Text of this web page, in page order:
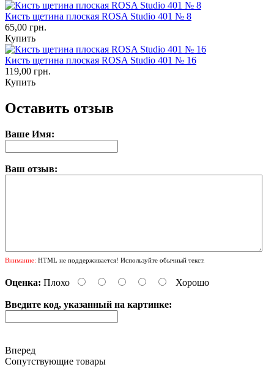
Кисть щетина плоская ROSA Studio 401 № 8
65,00 грн.
Купить
Кисть щетина плоская ROSA Studio 401 № 16
119,00 грн.
Купить
Оставить отзыв
Ваше Имя:
Ваш отзыв:
Внимание: HTML не поддерживается! Используйте обычный текст.
Оценка: Плохо Хорошо
Введите код, указанный на картинке:
Вперед
Сопутствующие товары